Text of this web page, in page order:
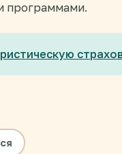
программами.